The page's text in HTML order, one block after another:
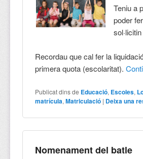
Teniu a
poder
Recordau que cal fer la
primera quota (escolaritat).
Publicat dins de Educació, Escoles,
matrícula,Matriculació | Deixa una
Nomenament del batle